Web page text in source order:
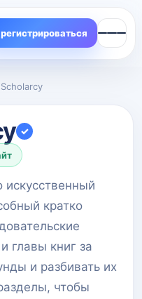
Scholarcy
✓
кратко
главы книг за
и разбивать их
чтобы